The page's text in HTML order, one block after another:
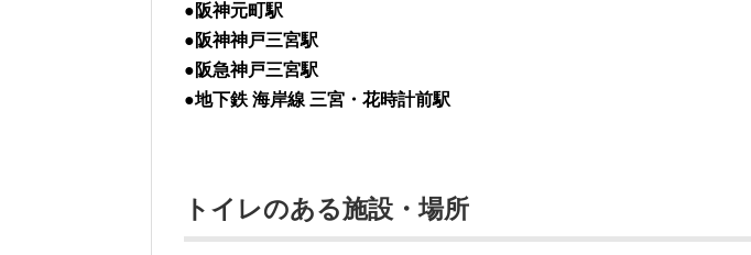
●阪神元町駅
●阪神神戸三宮駅
●阪急神戸三宮駅
●地下鉄 海岸線 三宮・花時計前駅
トイレのある施設・場所